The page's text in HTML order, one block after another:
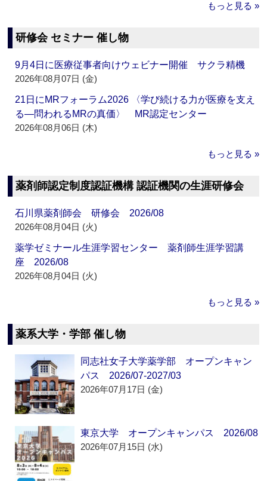
もっと見る »
研修会 セミナー 催し物
9月4日に医療従事者向けウェビナー開催 サクラ精機
2026年08月07日 (金)
21日にMRフォーラム2026 〈学び続ける力が医療を支え
る―問われるMRの真価〉 MR認定センター
2026年08月06日 (木)
もっと見る »
薬剤師認定制度認証機構 認証機関の生涯研修会
石川県薬剤師会 研修会 2026/08
2026年08月04日 (火)
薬学ゼミナール生涯学習センター 薬剤師生涯学習講
座 2026/08
2026年08月04日 (火)
もっと見る »
薬系大学・学部 催し物
同志社女子大学薬学部 オープンキャン
パス 2026/07-2027/03
2026年07月17日 (金)
東京大学 オープンキャンパス 2026/08
2026年07月15日 (水)